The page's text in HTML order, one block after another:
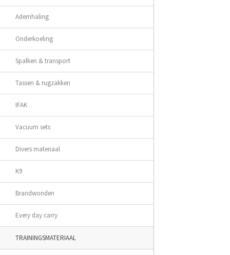
Ademhaling
Onderkoeling
Spalken & transport
Tassen & rugzakken
IFAK
Vacuum sets
Divers materiaal
K9
Brandwonden
Every day carry
TRAININGSMATERIAAL